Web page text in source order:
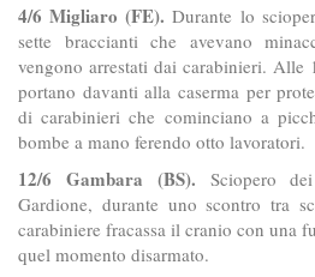
4/6 Migliaro (FE). Durante lo
sette braccianti che avevano
vengono arrestati dai carabinieri. Alle
portano davanti alla caserma per
di carabinieri che cominciano a
bombe a mano ferendo otto lavoratori.
12/6 Gambara (BS). Sciopero
Gardione, durante uno scontro tra
carabiniere fracassa il cranio con una
quel momento disarmato.